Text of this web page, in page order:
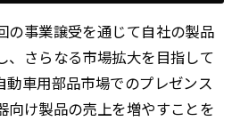
の事業譲受を通じて自社の製品
、さらなる市場拡大を目指して
動車用部品市場でのプレゼンス
向け製品の売上を増やすことを